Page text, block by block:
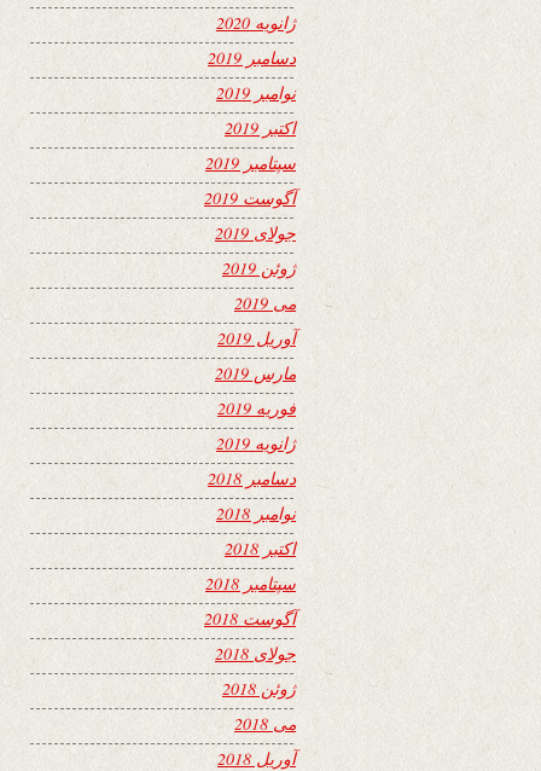
ژانویه 2020
دسامبر 2019
نوامبر 2019
اکتبر 2019
سپتامبر 2019
آگوست 2019
جولای 2019
ژوئن 2019
می 2019
آوریل 2019
مارس 2019
فوریه 2019
ژانویه 2019
دسامبر 2018
نوامبر 2018
اکتبر 2018
سپتامبر 2018
آگوست 2018
جولای 2018
ژوئن 2018
می 2018
آوریل 2018